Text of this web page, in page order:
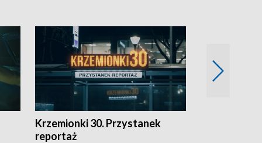
Krzemionki 30. Przystanek
reportaż